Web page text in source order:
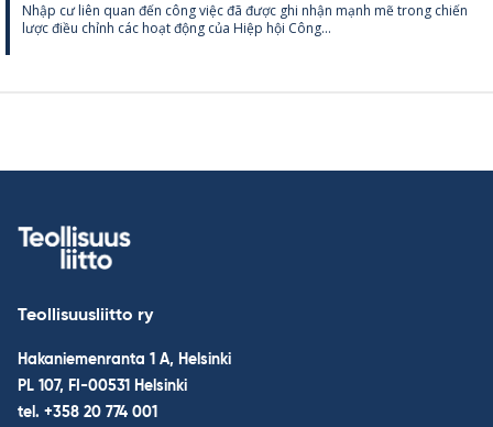
loại
Nhập cư liên quan đến công việc đã được ghi nhận mạnh mẽ trong chiến
lược điều chỉnh các hoạt động của Hiệp hội Công...
Teollisuusliitto ry
Hakaniemenranta 1 A, Helsinki
PL 107, FI-00531 Helsinki
tel. +358 20 774 001